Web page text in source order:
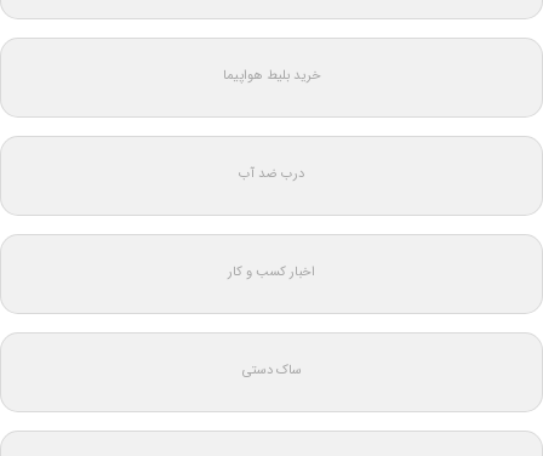
خرید بلیط هواپیما
درب ضد آب
اخبار کسب و کار
ساک دستی